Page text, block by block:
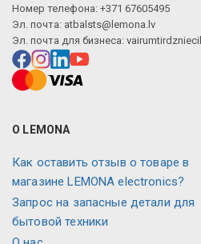
Номер телефона: +371 67605495
Эл. почта: atbalsts@lemona.lv
Эл. почта для бизнеса:
О LEMONA
Как оставить отзыв о товаре в
магазине LEMONA electronics?
Запрос на запасные детали для
бытовой техники